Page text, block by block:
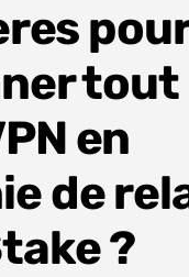
tout
en
de
?